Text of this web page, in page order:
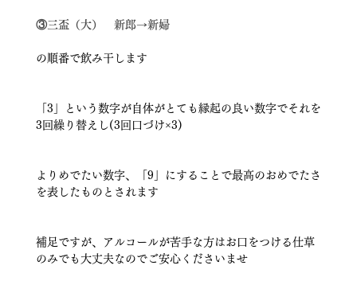
③三盃（大）　新郎→新婦
の順番で飲み干します
「3」という数字が自体がとても縁起の良い数字でそれを
3回繰り替えし(3回口づけ×3)
よりめでたい数字、「9」にすることで最高のおめでたさ
を表したものとされます
補足ですが、アルコールが苦手な方はお口をつける仕草
のみでも大丈夫なのでご安心くださいませ